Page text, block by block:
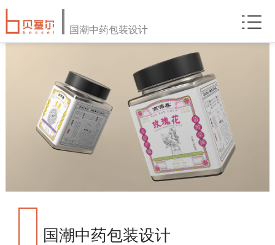
国潮中药包装设计
国潮中药包装设计